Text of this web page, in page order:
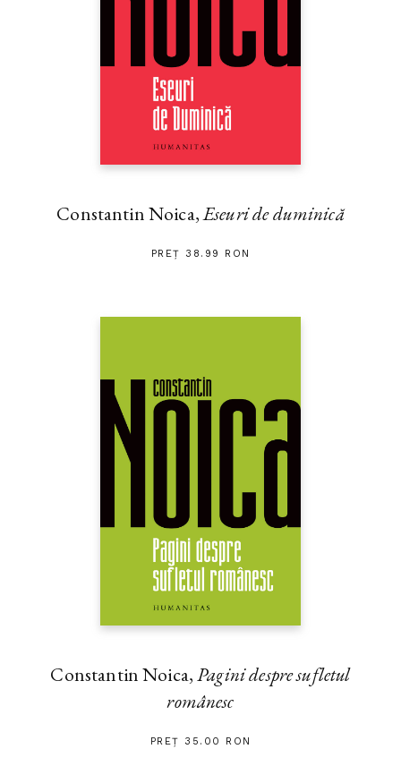
Constantin Noica,Eseuri de duminică
PREȚ 38.99 RON
Constantin Noica,Pagini despre sufletul
românesc
PREȚ 35.00 RON